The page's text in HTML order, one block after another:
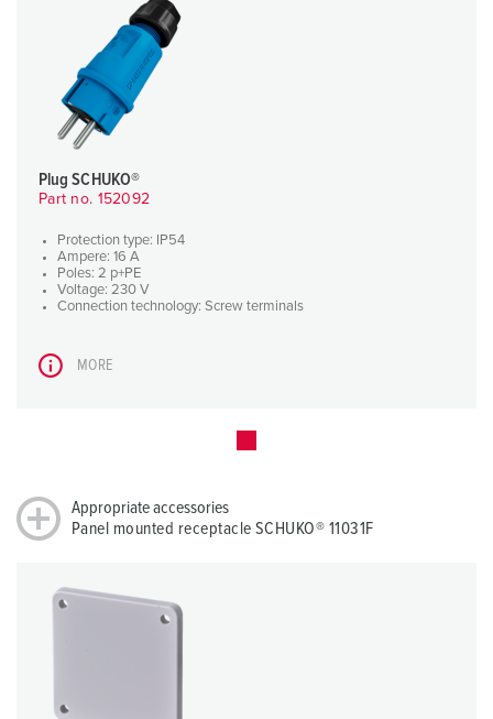
Plug SCHUKO®
Part no. 152092
Protection type: IP54
Ampere: 16 A
Poles: 2 p+PE
Voltage: 230 V
Connection technology: Screw terminals
MORE
Appropriate accessories
Panel mounted receptacle SCHUKO® 11031F